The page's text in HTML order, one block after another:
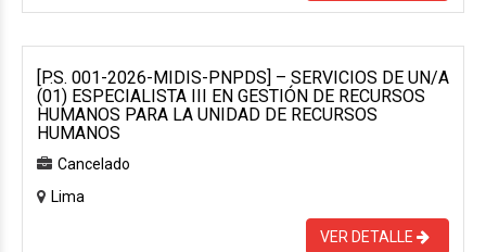
[P.S. 001-2026-MIDIS-PNPDS] – SERVICIOS DE UN/A
(01) ESPECIALISTA III EN GESTIÓN DE RECURSOS
HUMANOS PARA LA UNIDAD DE RECURSOS
HUMANOS
Cancelado
Lima
VER DETALLE